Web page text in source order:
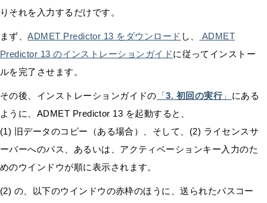
りそれを入力するだけです。
まず、ADMET Predictor 13 をダウンロード し、
ADMET
Predictor 13 のインストレーションガイドに従ってインストー
ルを完了させます。
その後、インストレーションガイドの 「3. 初回の実行」 にある
ように、ADMET Predictor 13 を起動すると、
(1) 旧データのコピー（ある場合）、そして、(2) ライセンスサ
ーバーへのパス、あるいは、アクティベーションキー入力のた
めのウインドウが順に表示されます。
(2) の、以下のウインドウの赤枠のほうに、送られたパスコー